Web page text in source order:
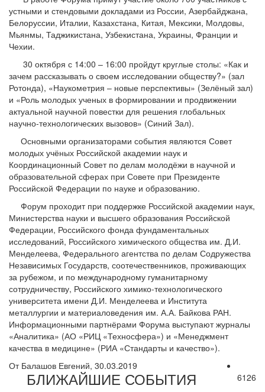
устными и стендовыми докладами из России, Азербайджана,
Белоруссии, Италии, Казахстана, Китая, Мексики, Молдовы,
Мьянмы, Таджикистана, Узбекистана, Украины, Франции и
Чехии.
30 октября с 14:00 – 16:00 пройдут круглые столы: «Как и
зачем рассказывать о своем исследовании обществу?» (зал
Ротонда), «Наукометрия – новые перспективы» (Зелёный зал)
и «Роль молодых ученых в формировании и продвижении
актуальной научной повестки для решения глобальных
научно-технологических вызовов» (Синий Зал).
Основными организаторами события являются Совет
молодых учёных Российской академии наук и
Координационный Совет по делам молодёжи в научной и
образовательной сферах при Совете при Президенте
Российской Федерации по науке и образованию.
Форум проходит при поддержке Российской академии наук,
Министерства науки и высшего образования Российской
Федерации, Российского фонда фундаментальных
исследований, Российского химического общества им. Д.И.
Менделеева, Федерального агентства по делам Содружества
Независимых Государств, соотечественников, проживающих
за рубежом, и по международному гуманитарному
сотрудничеству, Российского химико-технологического
университета имени Д.И. Менделеева и Института
металлургии и материаловедения им. А.А. Байкова РАН.
Информационными партнёрами Форума выступают журналы
«Аналитика» (АО «РИЦ «Техносфера») и «Менеджмент
качества в медицине» (РИА «Стандарты и качество»).
От Балашов Евгений, 30.03.2019
6126
БЛИЖАЙШИЕ СОБЫТИЯ